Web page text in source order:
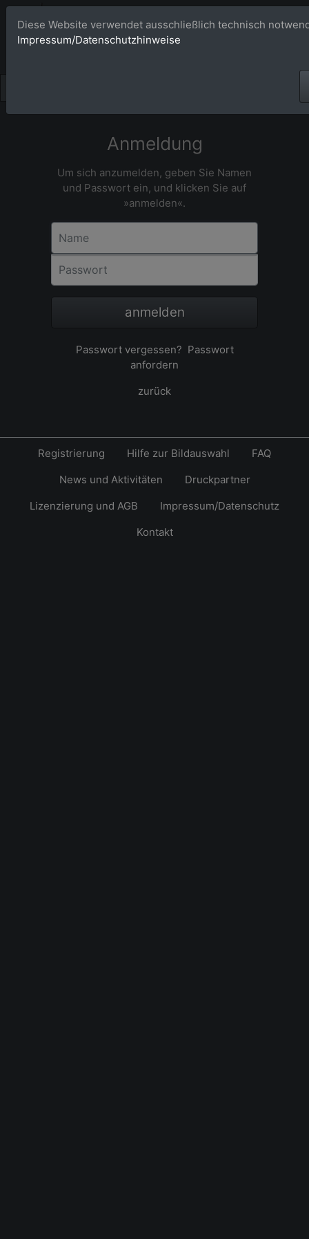
Bildagentur
Anmeldung
Um sich anzumelden, geben Sie Namen
und Passwort ein, und klicken Sie auf
»anmelden«.
Passwort
anmelden
Passwort vergessen? Passwort
anfordern
zurück
Diese Website verwendet ausschließlich technisch
Impressum/Datenschutzhinweise
Registrierung Hilfe zur Bildauswahl
FAQ
News und Aktivitäten
Druckpartner
Lizenzierung und AGB
Impressum/Datenschutz
Kontakt